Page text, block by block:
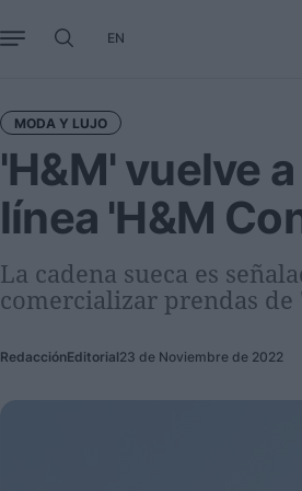
EN
MODA Y LUJO
'H&M' vuelve
línea 'H&M
La cadena sueca es
comercializar prendas de
RedacciónEditorial23 de Noviembre de 2022